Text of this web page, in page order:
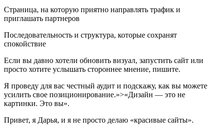
Страница, на которую приятно направлять трафик и
приглашать партнеров
Последовательность и структура, которые сохранят
спокойствие
Если вы давно хотели обновить визуал, запустить сайт или
просто хотите услышать стороннее мнение, пишите.
Я проведу для вас честный аудит и подскажу, как вы можете
усилить свое позиционирование.»>«Дизайн — это не
картинки. Это вы».
Привет, я Дарья, и я не просто делаю «красивые сайты».